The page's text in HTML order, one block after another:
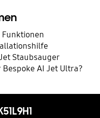
Staubsauger
AI Jet Ultra?